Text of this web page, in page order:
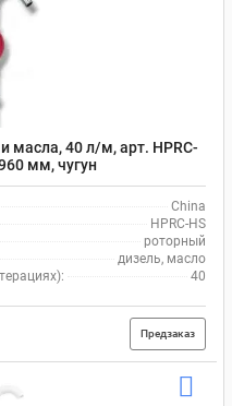
масла, 40 л/м, арт. HPRC-
мм, чугун
China
HPRC-HS
роторный
дизель, масло
40
Предзаказ